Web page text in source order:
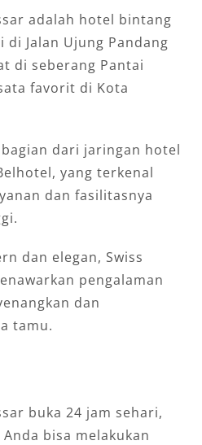
adalah hotel bintang
Jalan Ujung Pandang
di seberang Pantai
favorit di Kota
dari jaringan hotel
yang terkenal
dan fasilitasnya
dan elegan, Swiss
pengalaman
dan
tamu.
buka 24 jam sehari,
bisa melakukan